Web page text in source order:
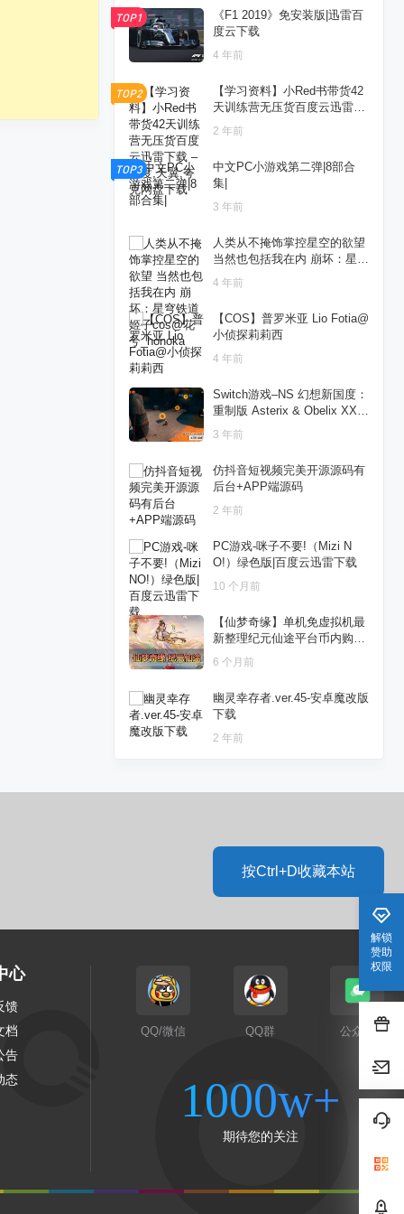
TOP1
《F1 2019》免安装版|迅雷百
度云下载
4 年前
TOP2
【学习资料】小Red书带货42
天训练营无压货百度云迅雷下
载 – 百度,天翼,夸克网盘下载
2 年前
TOP3
中文PC小游戏第二弹|8部合
集|
3 年前
人类从不掩饰掌控星空的欲望
当然也包括我在内 崩坏：星穹
铁道 姬子cos@花兮_honoka
4 年前
【COS】普罗米亚 Lio Fotia@
小侦探莉莉西
4 年前
Switch游戏–NS 幻想新国度：
重制版 Asterix & Obelix XXL:
Romastered v1.0.34[XCI],百
度云下载
3 年前
仿抖音短视频完美开源源码有
后台+APP端源码
2 年前
PC游戏-咪子不要!（Mizi N
O!）绿色版|百度云迅雷下载
10 个月前
【仙梦奇缘】单机免虚拟机最
新整理纪元仙途平台币内购版
多功能网页GM 商城编辑 带假
人AI 视频安装教学+手工端文
6 个月前
幽灵幸存者.ver.45-安卓魔改版
下载
2 年前
解锁
赞助
权限
按Ctrl+D收藏本站
心
馈
档
告
态
QQ/微信 QQ群 公众号
1000w+
期待您的关注